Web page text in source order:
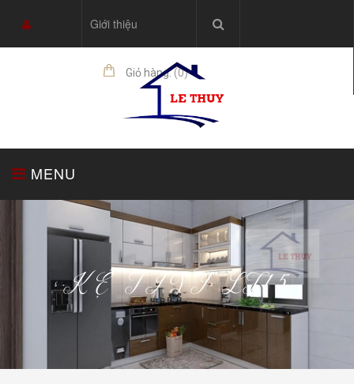
Giới thiệu
Giỏ hàng:(0)
MENU
TỦ BẾP THIẾT BỊ NHÀ BẾP
KỆ TIVI LT15